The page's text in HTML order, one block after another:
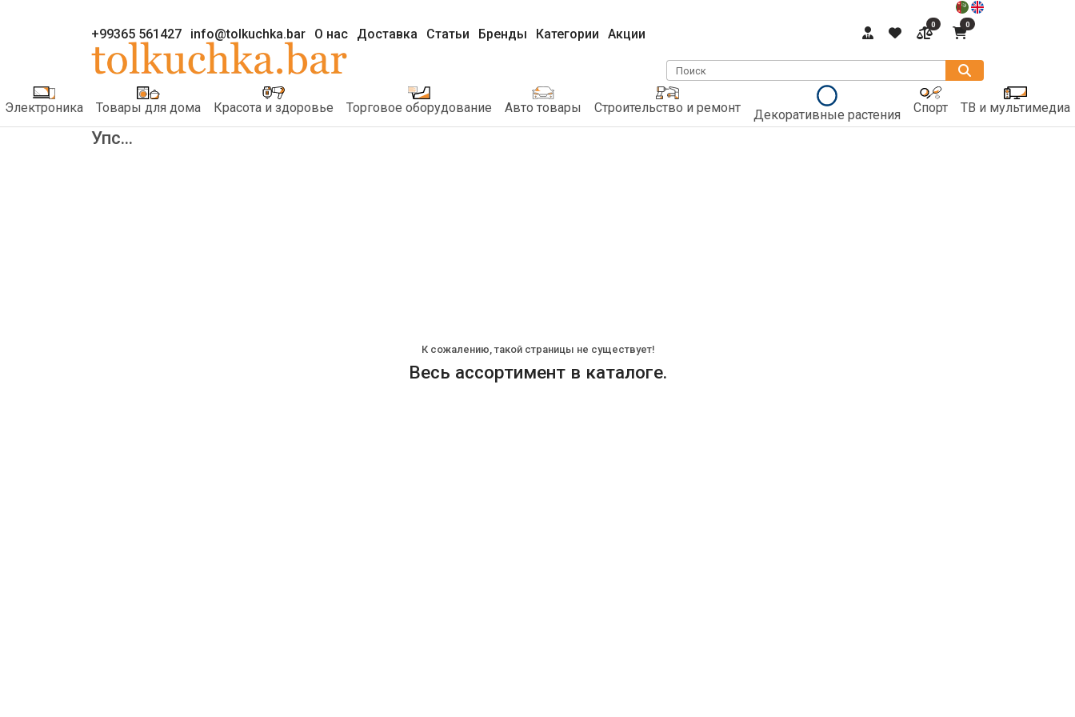
+99365 561427 info@tolkuchka.bar О нас Доставка Статьи Бренды Категории Акции
0 0
Поиск
Электроника Товары для дома Красота и здоровье Торговое оборудование Авто товары Строительство и ремонт Декоративные растения Спорт ТВ и мультимедиа
Упс...
К сожалению, такой страницы не существует!
Весь ассортимент в каталоге.